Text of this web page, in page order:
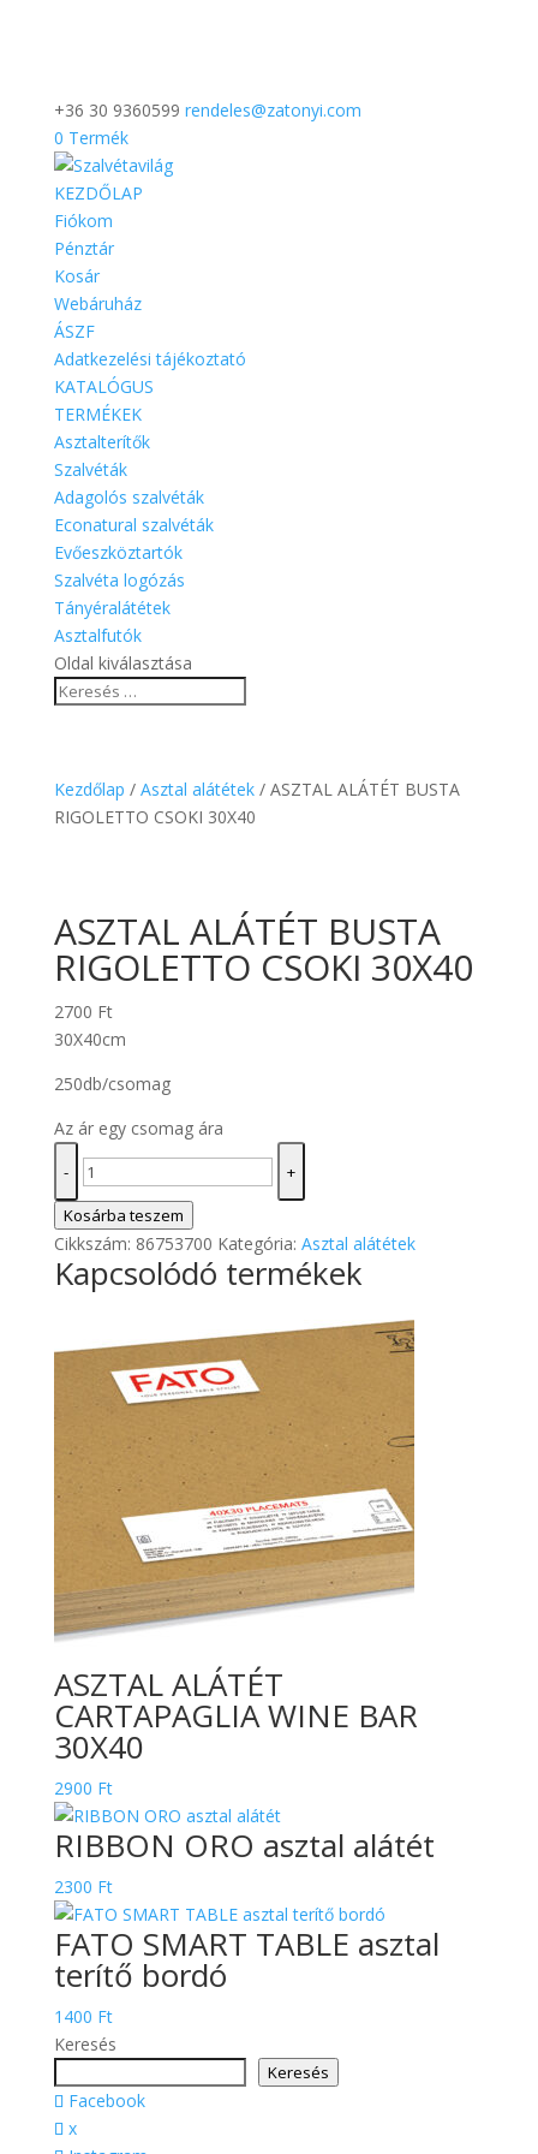
+36 30 9360599 rendeles@zatonyi.com
0 Termék
KEZDŐLAP
Fiókom
Pénztár
Kosár
Webáruház
ÁSZF
Adatkezelési tájékoztató
KATALÓGUS
TERMÉKEK
Asztalterítők
Szalvéták
Adagolós szalvéták
Econatural szalvéták
Evőeszköztartók
Szalvéta logózás
Tányéralátétek
Asztalfutók
Oldal kiválasztása
Kezdőlap / Asztal alátétek/ ASZTAL ALÁTÉT BUSTA
RIGOLETTO CSOKI 30X40
ASZTAL ALÁTÉT BUSTA
RIGOLETTO CSOKI 30X40
2700 Ft
30X40cm
250db/csomag
Az ár egy csomag ára
-
ASZTAL
ALÁTÉT
BUSTA
RIGOLETTO
CSOKI
30X40
+
Kosárba teszem
Cikkszám: 86753700 Kategória: Asztal alátétek
Kapcsolódó termékek
ASZTAL ALÁTÉT
CARTAPAGLIA WINE BAR
30X40
2900 Ft
RIBBON ORO asztal alátét
2300 Ft
FATO SMART TABLE asztal
terítő bordó
1400 Ft
Keresés
Keresés
Facebook
x